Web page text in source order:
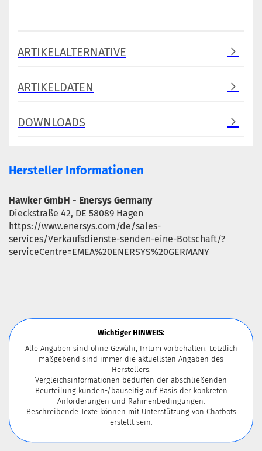
ARTIKELALTERNATIVE
ARTIKELDATEN
DOWNLOADS
Hersteller Informationen
Hawker GmbH - Enersys Germany
Dieckstraße 42, DE 58089 Hagen
https://www.enersys.com/de/sales-
services/Verkaufsdienste-senden-eine-Botschaft/?
serviceCentre=EMEA%20ENERSYS%20GERMANY
Wichtiger HINWEIS:
Alle Angaben sind ohne Gewähr, Irrtum vorbehalten. Letztlich
maßgebend sind immer die aktuellsten Angaben des
Herstellers.
Vergleichsinformationen bedürfen der abschließenden
Beurteilung kunden-/bauseitig auf Basis der konkreten
Anforderungen und Rahmenbedingungen.
Beschreibende Texte können mit Unterstützung von Chatbots
erstellt sein.